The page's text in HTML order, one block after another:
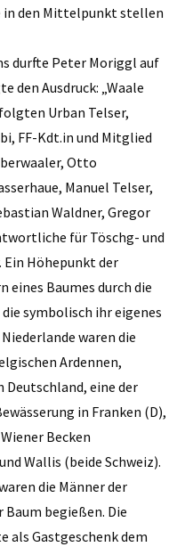
in den Mittelpunkt stellen
durfte Peter Moriggl auf
den Ausdruck: „Waale
Urban Telser,
FF-Kdt.in und Mitglied
Otto
Manuel Telser,
Waldner, Gregor
für Töschg- und
Ein Höhepunkt der
eines Baumes durch die
symbolisch ihr eigenes
waren die
Ardennen,
Deutschland, eine der
in Franken (D),
Becken
Wallis (beide Schweiz).
die Männer der
Baum begießen. Die
als Gastgeschenk dem